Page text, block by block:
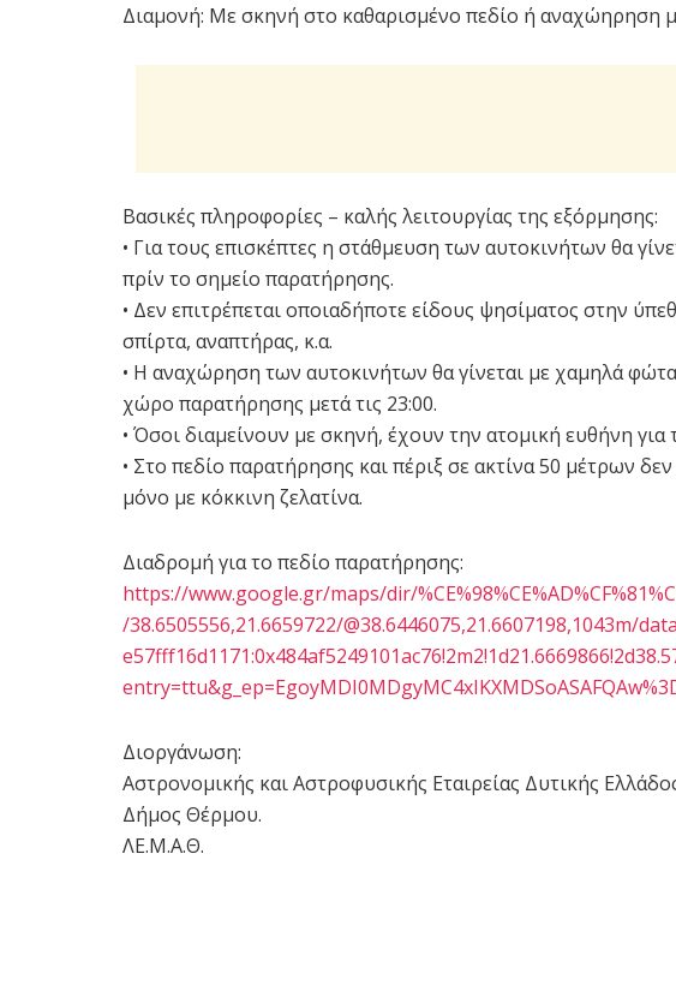
Διαμονή: Με σκηνή στο καθαρισμένο πεδίο ή αναχώηρηση
Βασικές πληροφορίες – καλής λειτουργίας της εξόρμησης:
• Για τους επισκέπτες η στάθμευση των αυτοκινήτων θα
πρίν το σημείο παρατήρησης.
• Δεν επιτρέπεται οποιαδήποτε είδους ψησίματος στην
σπίρτα, αναπτήρας, κ.α.
• Η αναχώρηση των αυτοκινήτων θα γίνεται με χαμηλά
χώρο παρατήρησης μετά τις 23:00.
• Όσοι διαμείνουν με σκηνή, έχουν την ατομική ευθήνη
• Στο πεδίο παρατήρησης και πέριξ σε ακτίνα 50 μέτρων
μόνο με κόκκινη ζελατίνα.
Διαδρομή για το πεδίο παρατήρησης:
https://www.google.gr/maps/dir/
/38.6505556,21.6659722/@38.6446075,21.6607198,1043m/
Διοργάνωση:
Αστρονομικής και Αστροφυσικής Εταιρείας Δυτικής
Δήμος Θέρμου.
ΛΕ.Μ.Α.Θ.